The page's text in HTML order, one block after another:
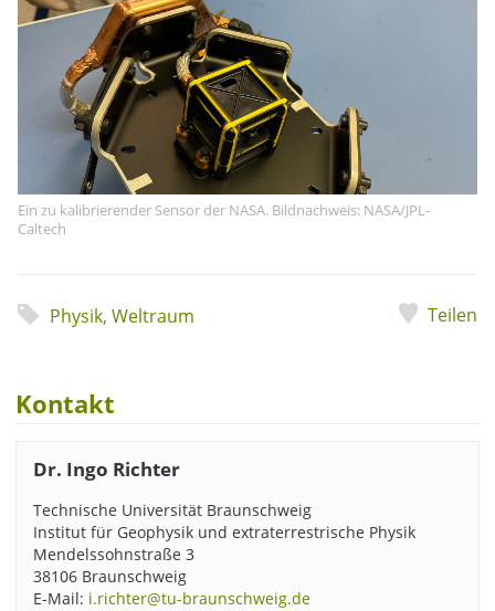
Ein zu kalibrierender Sensor der NASA. Bildnachweis: NASA/JPL-
Caltech
Physik, Weltraum Teilen
Kontakt
Dr. Ingo Richter
Technische Universität Braunschweig
Institut für Geophysik und extraterrestrische Physik
Mendelssohnstraße 3
38106 Braunschweig
E-Mail: i.richter@tu-braunschweig.de